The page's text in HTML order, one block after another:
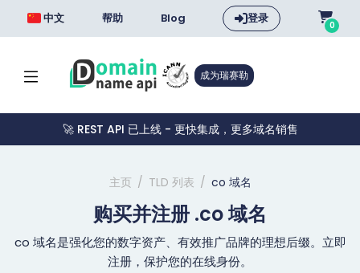
中文 帮助 Blog 登录 0
成为瑞赛勒
🚀 REST API 已上线 - 更快集成，更多域名销售
主页 TLD 列表 co 域名
购买并注册 .co 域名
co 域名是强化您的数字资产、有效推广品牌的理想后缀。立即
注册，保护您的在线身份。